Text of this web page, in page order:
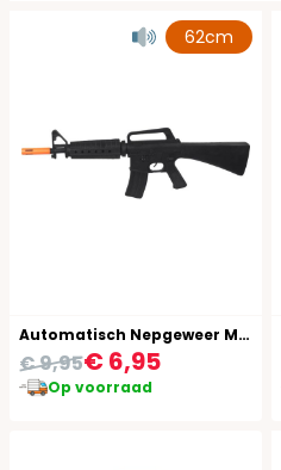
62cm
Automatisch Nepgeweer M16
€ 6,95
€ 9,95
Op voorraad